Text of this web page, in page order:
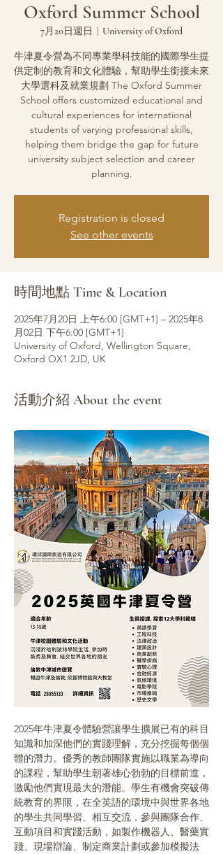
Oxford Summer School
7月20日週日 University of Oxford
牛津夏令營為不同專業學科技能的國際學生提
供定制的教育和文化體驗，幫助學生銜接未來
大學選科及就業規劃 The Oxford Summer
School offers customized educational and
cultural experiences for international
students of varying professional skills,
helping them bridge the gap for future
university subject selection and career
planning.
Registration is closed
See other events
時間地點 Time & Location
2025年7月20日 上午6:00 [GMT+1] – 2025年8
月02日 下午6:00 [GMT+1]
University of Oxford, Wellington Square,
Oxford OX1 2JD, UK
活動介紹 About the event
2025年牛津夏令體驗營讓學生擴展已有的科目
知識和加深他們的實踐理解，充分挖掘每個個
體的潛力。優秀的教師團隊實施以職業為導向
的課程，幫助學生朝著雄心勃勃的目標前進，
激勵他們實現最大的潛能。學生有機會突破傳
統教育的界限，在全英語的環境中與世界各地
的學生共同學習、相互交流，參與團隊合作、
互動項目和實踐活動，如製作機器人、醫藥實
踐、現場辯論、制定商業計劃或參加模擬法